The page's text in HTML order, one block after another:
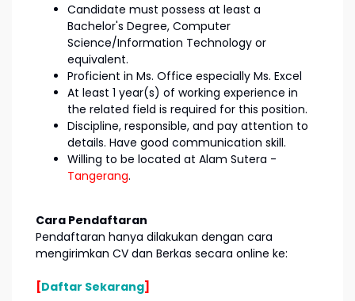
Candidate must possess at least a
Bachelor's Degree, Computer
Science/Information Technology or
equivalent.
Proficient in Ms. Office especially Ms. Excel
At least 1 year(s) of working experience in
the related field is required for this position.
Discipline, responsible, and pay attention to
details. Have good communication skill.
Willing to be located at Alam Sutera -
Tangerang.
Cara Pendaftaran
Pendaftaran hanya dilakukan dengan cara
mengirimkan CV dan Berkas secara online ke:
[Daftar Sekarang]